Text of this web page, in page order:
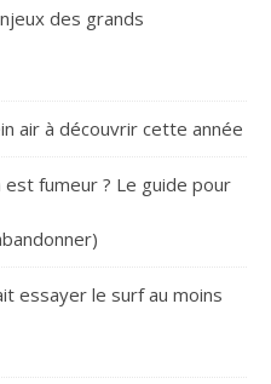
des grands
air à découvrir cette année
fumeur ? Le guide pour
essayer le surf au moins